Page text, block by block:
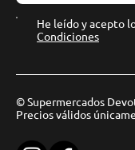
He leído y acepto
Condiciones
© Supermercados
Precios válidos